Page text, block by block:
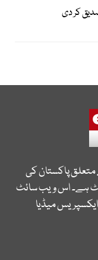
کر دی
پاکستان کی
ہے۔ اس ویب سائٹ
میڈیا